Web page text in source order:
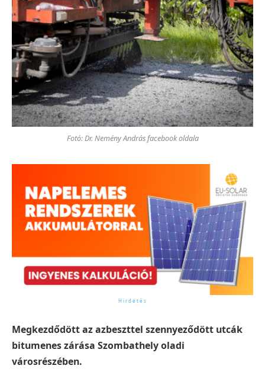
Fotó: Dr. Nemény András facebook oldala
Megkezdődött az azbeszttel szennyeződött utcák
bitumenes zárása Szombathely oladi
városrészében.